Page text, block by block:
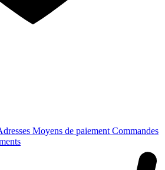
Moyens de paiement Commandes